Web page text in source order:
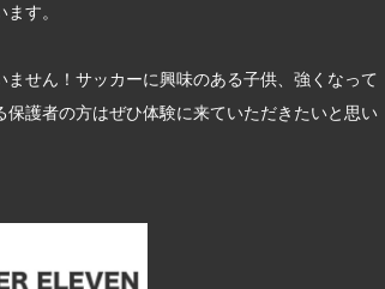
す。
ません！サッカーに興味のある子供、強くなって
保護者の方はぜひ体験に来ていただきたいと思い